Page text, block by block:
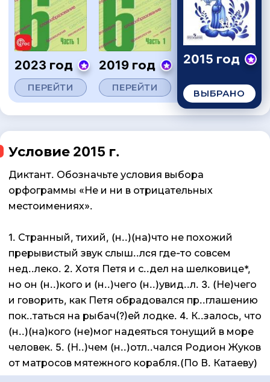
2023 год
ПЕРЕЙТИ
2019 год
ПЕРЕЙТИ
2015 год
ВЫБРАНО
Условие 2015 г.
Диктант. Обозначьте условия выбора
орфограммы «Не и ни в отрицательных
местоимениях».
1. Странный, тихий, (н..)(на)что не похожий
прерывистый звук слыш..лcя где-то совсем
нед..леко. 2. Хотя Петя и с..дел на шелковице*,
но он (н..)кого и (н..)чего (н..)увид..л. 3. (Не)чего
и говорить, как Петя обрадовался пр..глашению
пок..таться на рыбач(?)ей лодке. 4. К..залось, что
(н..)(на)кого (не)мог надеяться тонущий в море
человек. 5. (Н..)чем (н..)отл..чался Родион Жуков
от матросов мятежного корабля.(По В. Катаеву)